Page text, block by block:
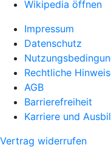
Wikipedia öffnen
Impressum
Datenschutz
Rechtliche
AGB
Barrierefreiheit
Karriere und
Vertrag widerrufen